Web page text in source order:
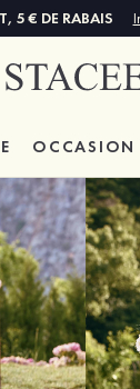
5 € DE RABAIS
OCCASION